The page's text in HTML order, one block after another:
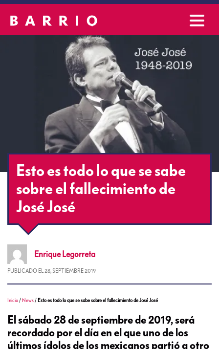
Esto es todo lo que se sabe
sobre el fallecimiento de
José José
Enrique Legorreta
PUBLICADO EL 28, SEPTIEMBRE 2019
Inicio / News / Esto es todo lo que se sabe sobre el fallecimiento de José José
El sábado 28 de septiembre de 2019, será
recordado por el día en el que uno de los
últimos ídolos de los mexicanos partió a otro